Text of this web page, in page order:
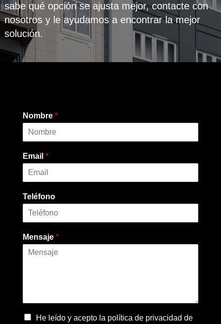
sabe qué opción se ajusta mejor, contacte con
nosotros y le ayudamos a encontrar la mejor
solución.
Nombre *
Email *
Teléfono
Mensaje *
He leído y acepto la política de privacidad de